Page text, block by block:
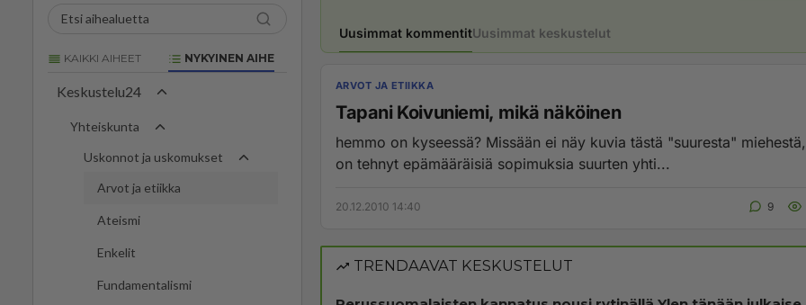
KAIKKI AIHEET NYKYINEN AIHE
Keskustelu24
Yhteiskunta
Uskonnot ja uskomukset
Arvot ja etiikka
Ateismi
Enkelit
Fundamentalismi
Uusimmat kommentitUusimmat keskustelut
ARVOT JA ETIIKKA
Tapani Koivuniemi, mikä näköinen
hemmo on kyseessä? Missään ei näy kuvia tästä "suuresta"
on tehnyt epämääräisiä sopimuksia suurten yhti...
20.12.2010 14:40 9
TRENDAAVAT KESKUSTELUT